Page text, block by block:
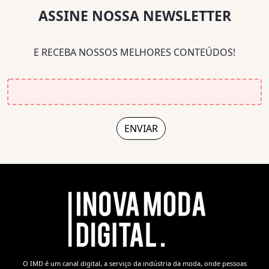
ASSINE NOSSA NEWSLETTER
E RECEBA NOSSOS MELHORES CONTEÚDOS!
O IMD é um canal digital, a serviço da indústria da moda, onde pessoas